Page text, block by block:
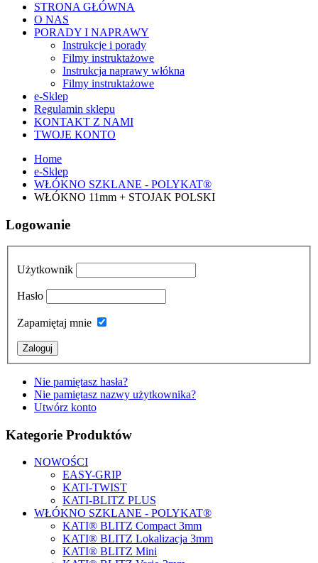
STRONA GŁÓWNA
O NAS
PORADY I NAPRAWY
Instrukcje i porady
Filmy instruktażowe
Instrukcja naprawy włókna
Filmy instruktażowe
e-Sklep
Regulamin sklepu
KONTAKT Z NAMI
TWOJE KONTO
Home
e-Sklep
WŁÓKNO SZKLANE - POLYKAT®
WŁÓKNO 11mm + STOJAK POLSKI
Logowanie
Użytkownik
Hasło
Zapamiętaj mnie
Nie pamiętasz hasła?
Nie pamiętasz nazwy użytkownika?
Utwórz konto
Kategorie Produktów
NOWOŚCI
EASY-GRIP
KATI-TWIST
KATI-BLITZ PLUS
WŁÓKNO SZKLANE - POLYKAT®
KATI® BLITZ Compact 3mm
KATI® BLITZ Lokalizacja 3mm
KATI® BLITZ Mini